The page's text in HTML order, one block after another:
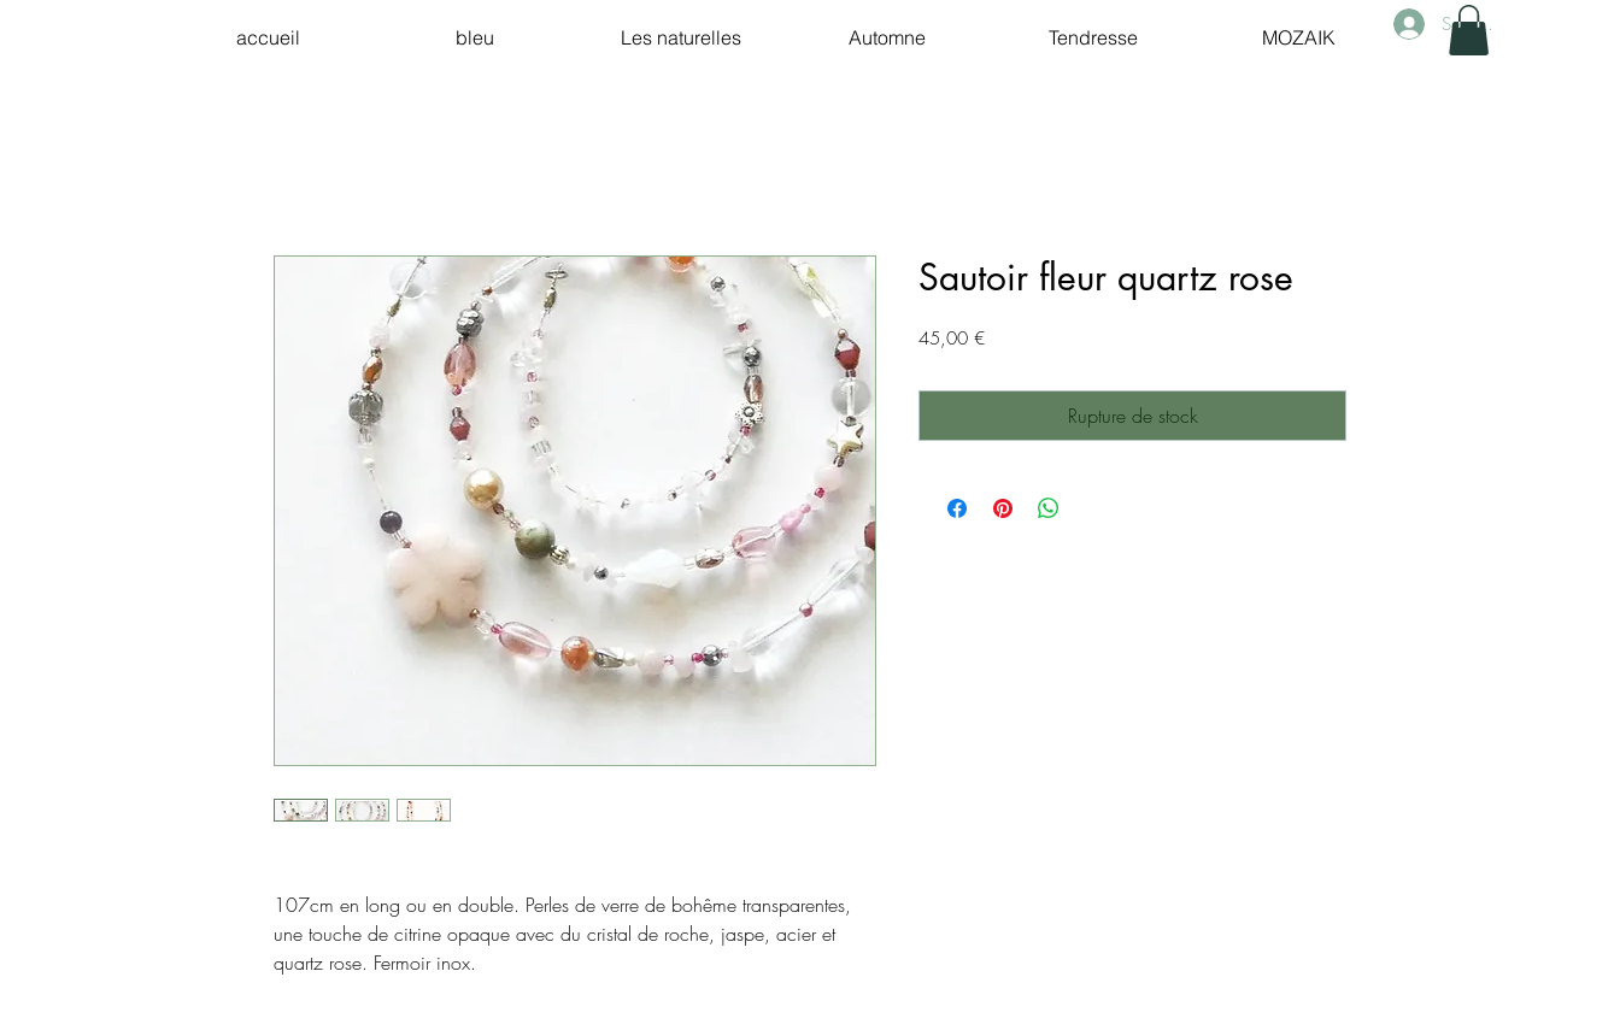
accueil bleu Les naturelles Automne Tendresse MOZAIK
Se connecter
107cm en long ou en double. Perles de verre de bohême transparentes,
une touche de citrine opaque avec du cristal de roche, jaspe, acier et
quartz rose. Fermoir inox.
Sautoir fleur quartz rose
45,00 €Prix
Rupture de stock